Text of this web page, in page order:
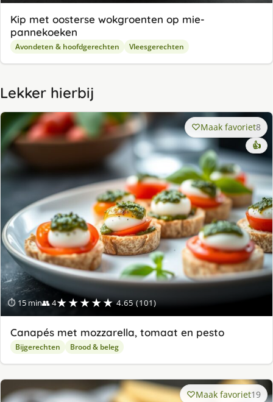
Kip met oosterse wokgroenten op mie-
pannekoeken
Avondeten & hoofdgerechten Vleesgerechten
Lekker hierbij
⏱ 15 min👥 4★★★★★ 4.65 (101)
Maak favoriet8
👍
Canapés met mozzarella, tomaat en pesto
Bijgerechten Brood & beleg
Maak favoriet19